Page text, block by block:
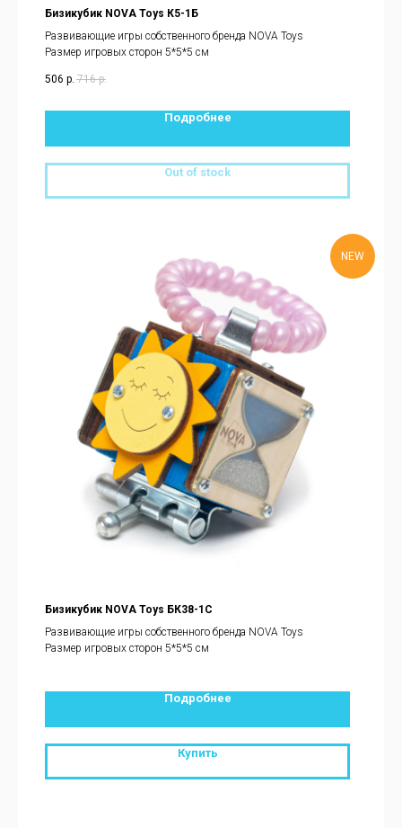
Бизикубик NOVA Toys К5-1Б
Развивающие игры собственного бренда NOVA Toys
Размер игровых сторон 5*5*5 см
506 р. 716 р.
Подробнее
Out of stock
NEW
Бизикубик NOVA Toys БК38-1С
Развивающие игры собственного бренда NOVA Toys
Размер игровых сторон 5*5*5 см
Подробнее
Купить